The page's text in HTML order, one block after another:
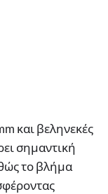
και βεληνεκές
σημαντική
το βλήμα